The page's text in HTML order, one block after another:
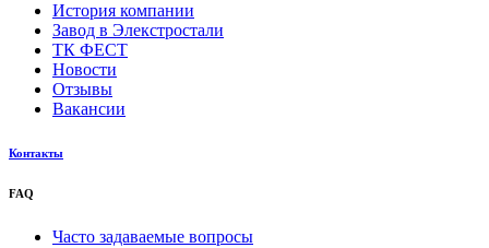
История компании
Завод в Элекстростали
ТК ФЕСТ
Новости
Отзывы
Вакансии
Контакты
FAQ
Часто задаваемые вопросы